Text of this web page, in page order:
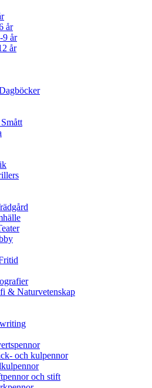
år
9 år
år
& Naturvetenskap
och kulpennor
och stift